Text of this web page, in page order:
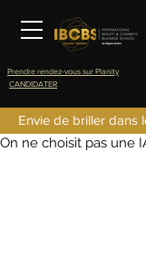
CANDIDATER
Prendre rendez-vous sur Planity
Envie de briller dans
On ne choisit pas une
IBCBS
28 juil. 2025
4 min